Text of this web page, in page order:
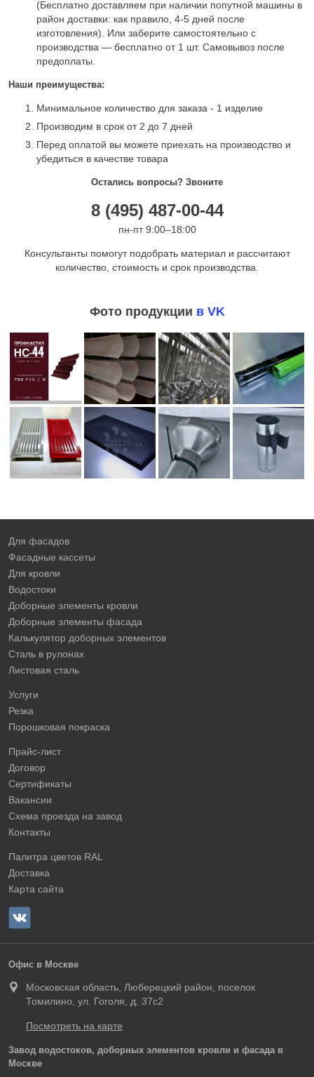
(Бесплатно доставляем при наличии попутной машины в
район доставки: как правило, 4-5 дней после
изготовления). Или заберите самостоятельно с
производства — бесплатно от 1 шт. Самовывоз после
предоплаты.
Наши преимущества:
Минимальное количество для заказа - 1 изделие
Производим в срок от 2 до 7 дней
Перед оплатой вы можете приехать на производство и
убедиться в качестве товара
Остались вопросы? Звоните
8 (495) 487-00-44
пн-пт 9:00–18:00
Консультанты помогут подобрать материал и рассчитают
количество, стоимость и срок производства.
Фото продукции в VK
Для фасадов
Фасадные кассеты
Для кровли
Водостоки
Доборные элементы кровли
Доборные элементы фасада
Калькулятор доборных элементов
Сталь в рулонах
Листовая сталь
Услуги
Резка
Порошковая покраска
Прайс-лист
Договор
Сертификаты
Вакансии
Схема проезда на завод
Контакты
Палитра цветов RAL
Доставка
Карта сайта
Офис в Москве
Московская область, Люберецкий район, поселок
Томилино, ул. Гоголя, д. 37с2
Посмотреть на карте
Завод водостоков, доборных элементов кровли и фасада в
Москве